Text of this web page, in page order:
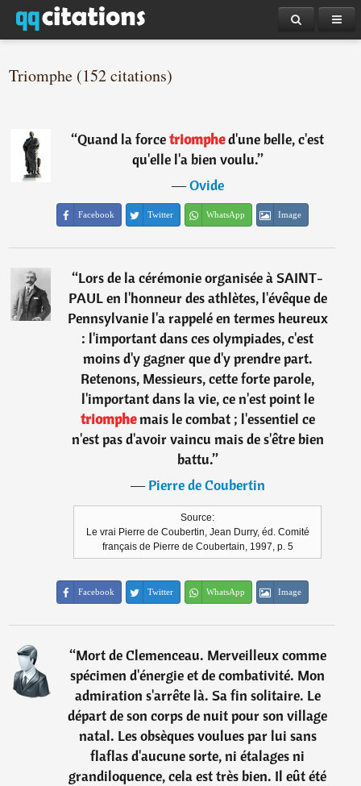
Triomphe (152 citations)
“Quand la forcetriomphed'une belle, c'est
qu'elle l'a bien voulu.”
―Ovide
Facebook Twitter WhatsApp Image
“Lors de la cérémonie organisée à SAINT-
PAUL en l'honneur des athlètes, l'évêque de
Pennsylvanie l'a rappelé en termes heureux
: l'important dans ces olympiades, c'est
moins d'y gagner que d'y prendre part.
Retenons, Messieurs, cette forte parole,
l'important dans la vie, ce n'est point le
triomphemais le combat ; l'essentiel ce
n'est pas d'avoir vaincu mais de s'être bien
battu.”
―Pierre de Coubertin
Source:
Le vrai Pierre de Coubertin, Jean Durry, éd. Comité
français de Pierre de Coubertain, 1997, p. 5
Facebook Twitter WhatsApp Image
“Mort de Clemenceau. Merveilleux comme
spécimen d'énergie et de combativité. Mon
admiration s'arrête là. Sa fin solitaire. Le
départ de son corps de nuit pour son village
natal. Les obsèques voulues par lui sans
flaflas d'aucune sorte, ni étalages ni
grandiloquence, cela est très bien. Il eût été